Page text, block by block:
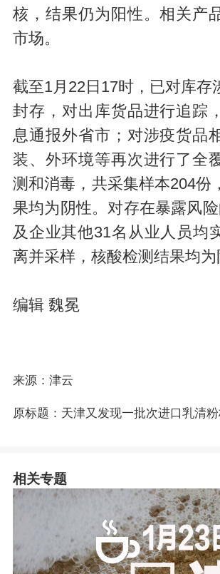
核，结果仍为阳性。相关产
市场。
截至1月22日17时，已对库存
封存，对出库货品进行追踪
息通报外省市；对涉疫货品
装、外环境等再次进行了全
测和消毒，共采集样本204份
果均为阴性。对存在暴露风
及企业其他31名从业人员均
离并采样，核酸检测结果均为
编辑 魏冕
来源：津云
原标题：天津又发现一批次进口乳清
相关专题